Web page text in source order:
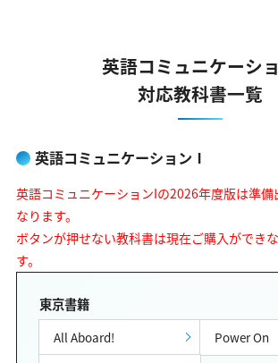
英語コミュニケーシ
対応教科書一覧
英語コミュニケーションⅠ
英語コミュニケーションIの2026年度版は準備
なります。
ボタンが押せない教科書は現在ご購入ができ
す。
東京書籍
All Aboard!
Power On